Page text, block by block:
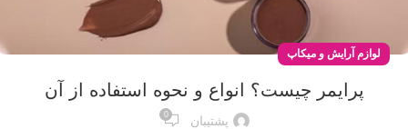
لوازم آرایش و میکاپ
پرایمر چیست؟ انواع و نحوه استفاده از آن
پشتیبان 0